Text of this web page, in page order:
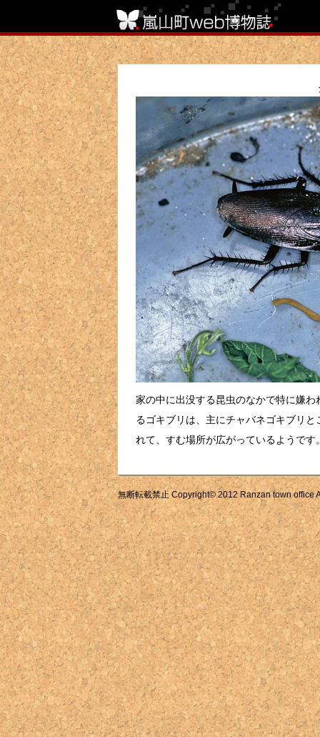
家の中に出没する昆虫のなかで特に嫌
るゴキブリは、主にチャバネゴキブリ
れて、すむ場所が広がっているようです
無断転載禁止 Copyright© 2012 Ranzan town office